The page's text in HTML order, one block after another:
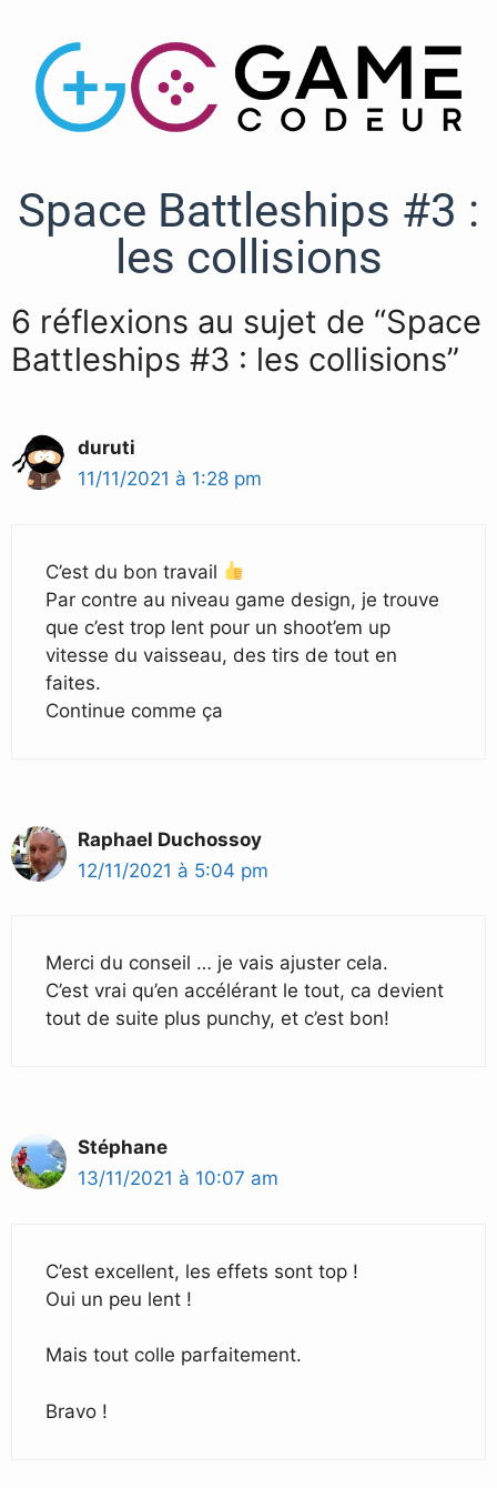
Space Battleships #3 :
les collisions
6 réflexions au sujet de “Space
Battleships #3 : les collisions”
duruti
11/11/2021 à 1:28 pm
C’est du bon travail
Par contre au niveau game design, je trouve
que c’est trop lent pour un shoot’em up
vitesse du vaisseau, des tirs de tout en
faites.
Continue comme ça
Raphael Duchossoy
12/11/2021 à 5:04 pm
Merci du conseil … je vais ajuster cela.
C’est vrai qu’en accélérant le tout, ca devient
tout de suite plus punchy, et c’est bon!
Stéphane
13/11/2021 à 10:07 am
C’est excellent, les effets sont top !
Oui un peu lent !
Mais tout colle parfaitement.
Bravo !